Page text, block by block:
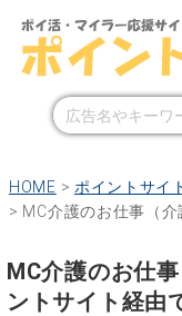
HOME > ポイントサイ
> MC介護のお仕事（介
MC介護のお仕
ントサイト経由